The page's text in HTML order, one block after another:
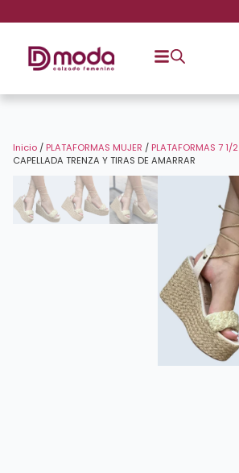
Inicio / PLATAFORMAS MUJER / PLATAFORMAS 7 1/2
CAPELLADA TRENZA Y TIRAS DE AMARRAR